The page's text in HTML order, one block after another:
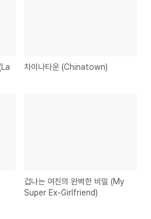
차이나타운 (Chinatown)
겁나는 여친의 완벽한 비밀 (My
Super Ex-Girlfriend)